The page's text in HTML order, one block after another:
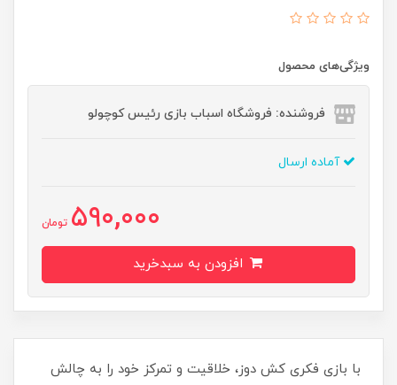
ویژگی‌های محصول
فروشنده: فروشگاه اسباب بازی رئیس کوچولو
آماده ارسال
590,000 تومان
با بازی فکری کش دوز، خلاقیت و تمرکز خود را به چالش